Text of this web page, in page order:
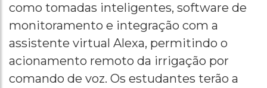
como tomadas inteligentes, software de
monitoramento e integração com a
assistente virtual Alexa, permitindo o
acionamento remoto da irrigação por
comando de voz. Os estudantes terão a